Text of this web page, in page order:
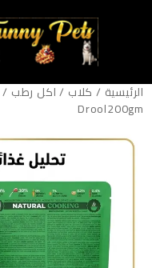
الرئيسية / كلاب /اكل رطب
Drool200gm